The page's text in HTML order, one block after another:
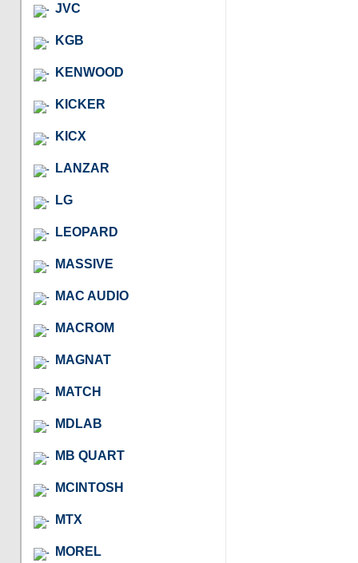
JVC
KGB
KENWOOD
KICKER
KICX
LANZAR
LG
LEOPARD
MASSIVE
MAC AUDIO
MACROM
MAGNAT
MATCH
MDLAB
MB QUART
MCINTOSH
MTX
MOREL